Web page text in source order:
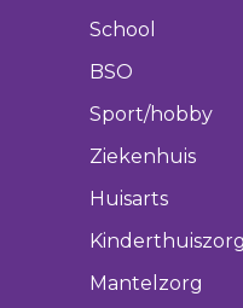
School
BSO
Sport/hobby
Ziekenhuis
Huisarts
Kinderthuiszorg
Mantelzorg